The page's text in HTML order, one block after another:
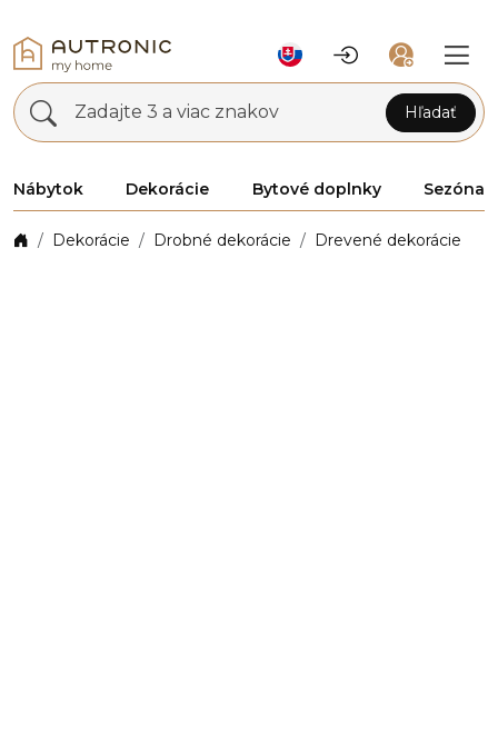
Zadajte 3 a viac znakov Hľadať
Nábytok Dekorácie Bytové doplnky Sezóna
Dekorácie Drobné dekorácie Drevené dekorácie